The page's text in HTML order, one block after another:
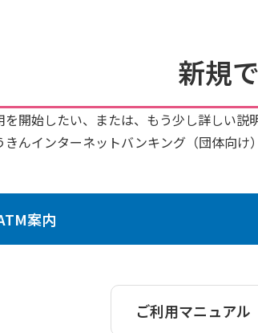
新規
を開始したい、または、もう少し詳しい
きんインターネットバンキング（団体向け
案内
ご利用マニュアル